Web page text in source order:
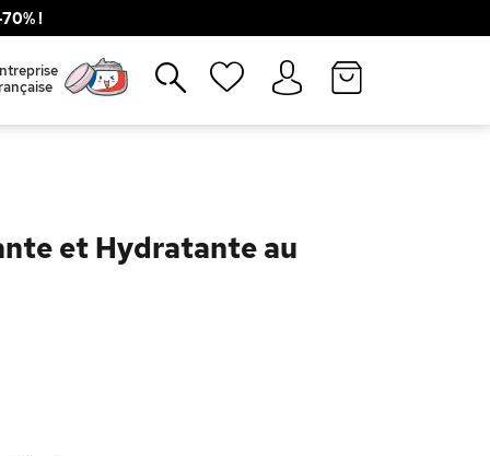
!
et Hydratante au